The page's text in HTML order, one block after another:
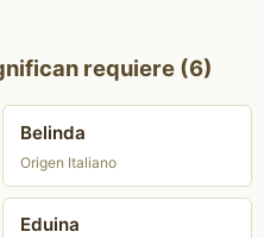
requiere (6)
Belinda
Origen Italiano
Eduina